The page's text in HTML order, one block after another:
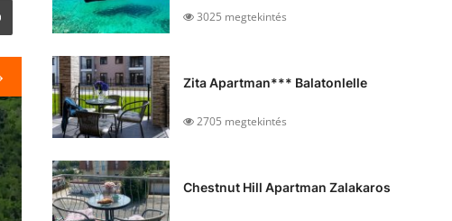
3025 megtekintés
Zita Apartman*** Balatonlelle
2705 megtekintés
Chestnut Hill Apartman Zalakaros